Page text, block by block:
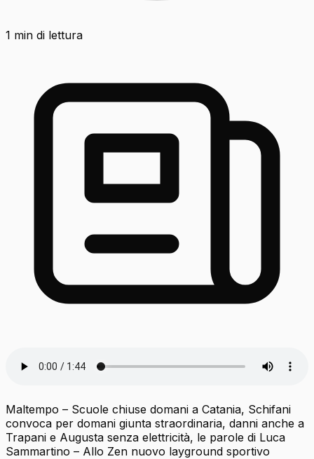
1 min di lettura
Maltempo – Scuole chiuse domani a Catania, Schifani
convoca per domani giunta straordinaria, danni anche a
Trapani e Augusta senza elettricità, le parole di Luca
Sammartino – Allo Zen nuovo layground sportivo